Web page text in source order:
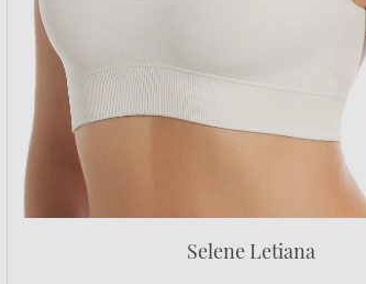
Selene Letiana